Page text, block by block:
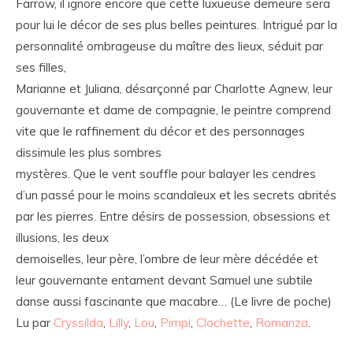
Farrow, il ignore encore que cette luxueuse demeure sera
pour lui le décor de ses plus belles peintures. Intrigué par la
personnalité ombrageuse du maître des lieux, séduit par
ses filles,
Marianne et Juliana, désarçonné par Charlotte Agnew, leur
gouvernante et dame de compagnie, le peintre comprend
vite que le raffinement du décor et des personnages
dissimule les plus sombres
mystères. Que le vent souffle pour balayer les cendres
d’un passé pour le moins scandaleux et les secrets abrités
par les pierres. Entre désirs de possession, obsessions et
illusions, les deux
demoiselles, leur père, l’ombre de leur mère décédée et
leur gouvernante entament devant Samuel une subtile
danse aussi fascinante que macabre… (Le livre de poche)
Lu par Cryssilda, Lilly, Lou, Pimpi, Clochette, Romanza.